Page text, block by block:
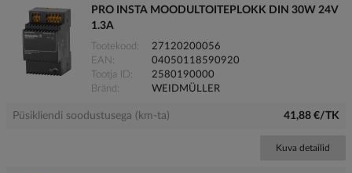
PRO INSTA MOODULTOITEPLOKK DIN 30W 24V
1.3A
Tootekood
27120200056
EAN
04050118590920
Tootja ID
2580190000
Bränd
WEIDMÜLLER
Püsikliendi soodustusega (km-ta) 41,88 €/TK
Kuva detailid